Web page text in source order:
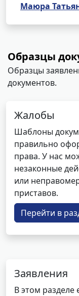
Маюра
Образцы
Образцы
документов.
Жалобы
Шаблоны
правильно
права. У нас
незаконные
или
приставов.
Перейти в
Заявления
В этом